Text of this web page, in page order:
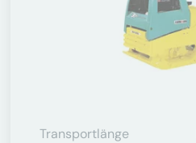
Transportlänge